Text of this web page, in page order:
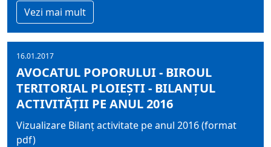
Vezi mai mult
16.01.2017
AVOCATUL POPORULUI - BIROUL
TERITORIAL PLOIEŞTI - BILANȚUL
ACTIVITĂȚII PE ANUL 2016
Vizualizare Bilanț activitate pe anul 2016 (format
pdf)